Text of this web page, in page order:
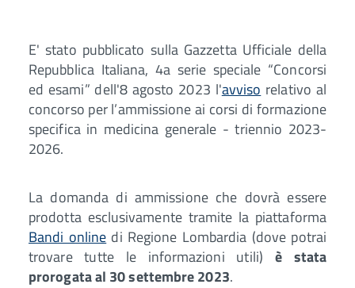
E' stato pubblicato sulla Gazzetta Ufficiale della
Repubblica Italiana, 4a serie speciale “Concorsi
ed esami” dell'8 agosto 2023 l'avviso relativo al
concorso per l’ammissione ai corsi di formazione
specifica in medicina generale - triennio 2023-
2026.
La domanda di ammissione che dovrà essere
prodotta esclusivamente tramite la piattaforma
Bandi online di Regione Lombardia (dove potrai
trovare tutte le informazioni utili) è stata
prorogata al 30 settembre 2023.